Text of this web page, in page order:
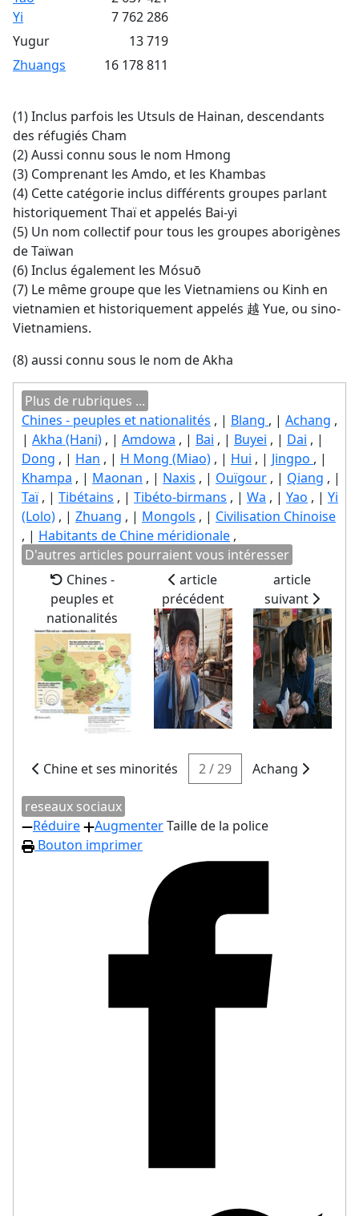
Yi
7 762 286
Yugur
13 719
Zhuangs
16 178 811
(1) Inclus parfois les Utsuls de Hainan, descendants
des réfugiés Cham
(2) Aussi connu sous le nom Hmong
(3) Comprenant les Amdo, et les Khambas
(4) Cette catégorie inclus différents groupes parlant
historiquement Thaï et appelés Bai-yi
(5) Un nom collectif pour tous les groupes aborigènes
de Taïwan
(6) Inclus également les Mósuō
(7) Le même groupe que les Vietnamiens ou Kinh en
vietnamien et historiquement appelés 越 Yue, ou sino-
Vietnamiens.
(8) aussi connu sous le nom de Akha
Plus de rubriques ...
Chines - peuples et nationalités , | Blang , | Achang ,
| Akha (Hani) , | Amdowa , | Bai , | Buyei , | Dai , |
Dong , | Han , | H Mong (Miao) , | Hui , | Jingpo , |
Khampa , | Maonan , | Naxis , | Ouïgour , | Qiang , |
Taï, | Tibétains , | Tibéto-birmans , | Wa , | Yao , | Yi
(Lolo) , | Zhuang , | Mongols , | Civilisation Chinoise
, | Habitants de Chine méridionale ,
D'autres articles pourraient vous intéresser
Chines -
peuples et
nationalités
article
précédent
article
suivant
Chine et ses minorités 2 / 29 Achang
reseaux sociaux
Réduire
AugmenterTaille de la police
Bouton imprimer